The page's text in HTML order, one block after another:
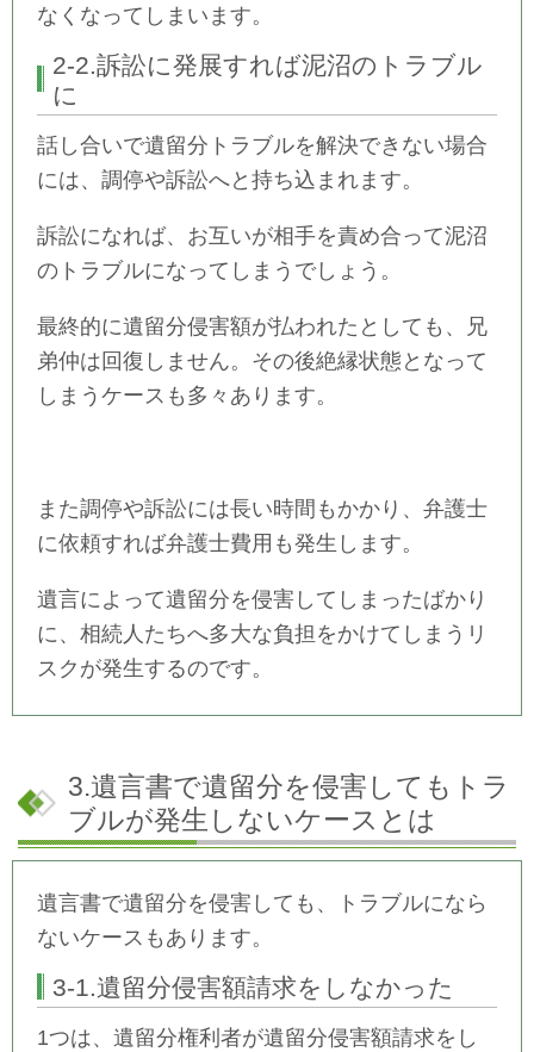
なくなってしまいます。
2-2.訴訟に発展すれば泥沼のトラブル
に
話し合いで遺留分トラブルを解決できない場合
には、調停や訴訟へと持ち込まれます。
訴訟になれば、お互いが相手を責め合って泥沼
のトラブルになってしまうでしょう。
最終的に遺留分侵害額が払われたとしても、兄
弟仲は回復しません。その後絶縁状態となって
しまうケースも多々あります。
また調停や訴訟には長い時間もかかり、弁護士
に依頼すれば弁護士費用も発生します。
遺言によって遺留分を侵害してしまったばかり
に、相続人たちへ多大な負担をかけてしまうリ
スクが発生するのです。
3.遺言書で遺留分を侵害してもトラ
ブルが発生しないケースとは
遺言書で遺留分を侵害しても、トラブルになら
ないケースもあります。
3-1.遺留分侵害額請求をしなかった
1つは、遺留分権利者が遺留分侵害額請求をし